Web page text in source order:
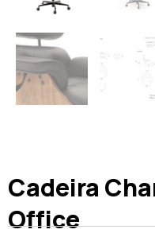
Cadeira
Office